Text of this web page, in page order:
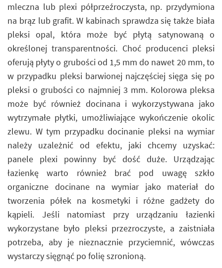
mleczna lub plexi półprzeźroczysta, np. przydymiona
na brąz lub grafit. W kabinach sprawdza się także biała
pleksi opal, która może być płytą satynowaną o
określonej transparentności. Choć producenci pleksi
oferują płyty o grubości od 1,5 mm do nawet 20 mm, to
w przypadku pleksi barwionej najczęściej sięga się po
pleksi o grubości co najmniej 3 mm. Kolorowa pleksa
może być również docinana i wykorzystywana jako
wytrzymałe płytki, umożliwiające wykończenie okolic
zlewu. W tym przypadku docinanie pleksi na wymiar
należy uzależnić od efektu, jaki chcemy uzyskać:
panele plexi powinny być dość duże. Urządzając
łazienkę warto również brać pod uwagę szkło
organiczne docinane na wymiar jako materiał do
tworzenia półek na kosmetyki i różne gadżety do
kąpieli. Jeśli natomiast przy urządzaniu łazienki
wykorzystane było pleksi przezroczyste, a zaistniała
potrzeba, aby je nieznacznie przyciemnić, wówczas
wystarczy sięgnąć po folię szronioną.